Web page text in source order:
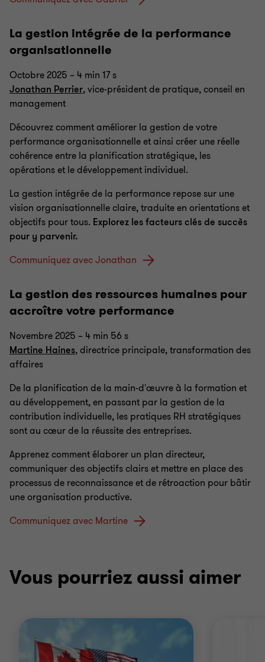
La gestion intégrée de la performance
organisationnelle
Octobre 2025 – 4 min 17 s
Jonathan Perrier, vice-président de pratique, conseil en
management
Découvrez comment améliorer la gestion de votre
performance organisationnelle et ainsi créer une réelle
cohérence entre la planification stratégique, les
opérations et le développement individuel.
La gestion intégrée de la performance repose sur une
vision organisationnelle claire, traduite en orientations et
objectifs pour tous. Explorez les facteurs clés de succès
pour y parvenir.
Communiquez avec Jonathan
La gestion des ressources humaines pour
accroître votre performance
Novembre 2025 – 4 min 56 s
Martine Haines, directrice principale, transformation des
affaires
De la planification de la main-d'œuvre à la formation et
au développement, en passant par la gestion de la
contribution individuelle, les pratiques RH stratégiques
sont au cœur de la réussite des entreprises.
Apprenez comment élaborer un plan directeur,
communiquer des objectifs clairs et mettre en place des
processus de reconnaissance et de rétroaction pour bâtir
une organisation productive.
Communiquez avec Martine
Vous pourriez aussi aimer